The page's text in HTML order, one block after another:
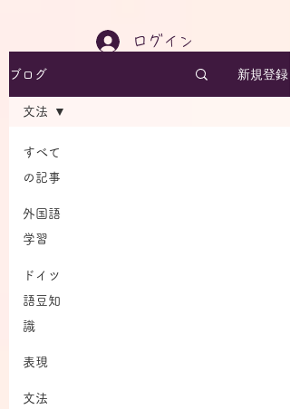
ログイン
ブログ 新規登録
すべて
の記事
外国語
学習
ドイツ
語豆知
識
表現
文法
文法